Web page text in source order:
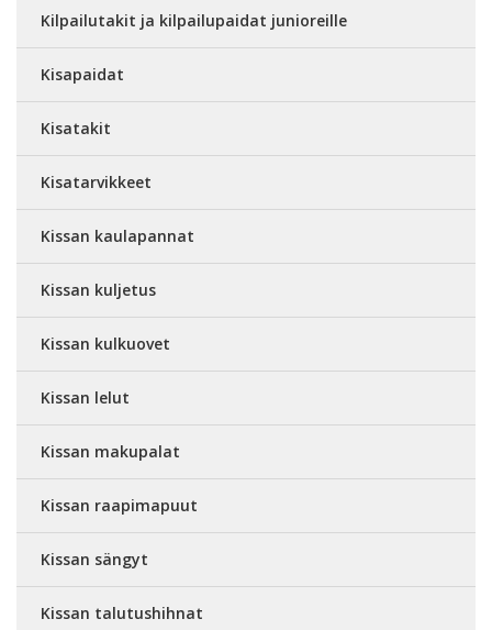
Kilpailutakit ja kilpailupaidat junioreille
Kisapaidat
Kisatakit
Kisatarvikkeet
Kissan kaulapannat
Kissan kuljetus
Kissan kulkuovet
Kissan lelut
Kissan makupalat
Kissan raapimapuut
Kissan sängyt
Kissan talutushihnat